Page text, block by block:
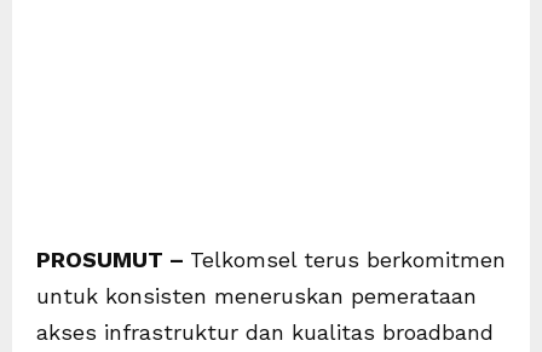
PROSUMUT – Telkomsel terus berkomitmen
untuk konsisten meneruskan pemerataan
akses infrastruktur dan kualitas broadband